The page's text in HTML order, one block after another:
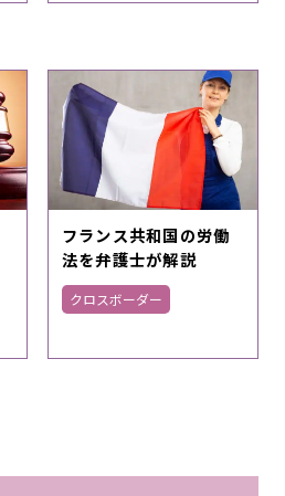
フランス共和国の労働
法を弁護士が解説
クロスボーダー